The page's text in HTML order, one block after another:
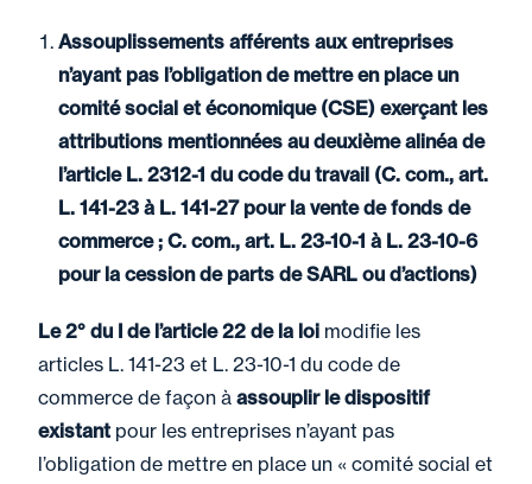
Assouplissements afférents aux entreprises
n’ayant pas l’obligation de mettre en place un
comité social et économique (CSE) exerçant les
attributions mentionnées au deuxième alinéa de
l’article L. 2312-1 du code du travail (C. com., art.
L. 141-23 à L. 141-27 pour la vente de fonds de
commerce ; C. com., art. L. 23-10-1 à L. 23-10-6
pour la cession de parts de SARL ou d’actions)
Le 2° du I de l’article 22 de la loi modifie les
articles L. 141-23 et L. 23-10-1 du code de
commerce de façon à assouplir le dispositif
existant pour les entreprises n’ayant pas
l’obligation de mettre en place un « comité social et